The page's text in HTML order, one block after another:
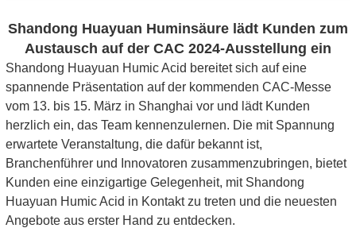
Shandong Huayuan Huminsäure lädt Kunden zum
Austausch auf der CAC 2024-Ausstellung ein
Shandong Huayuan Humic Acid bereitet sich auf eine
spannende Präsentation auf der kommenden CAC-Messe
vom 13. bis 15. März in Shanghai vor und lädt Kunden
herzlich ein, das Team kennenzulernen. Die mit Spannung
erwartete Veranstaltung, die dafür bekannt ist,
Branchenführer und Innovatoren zusammenzubringen, bietet
Kunden eine einzigartige Gelegenheit, mit Shandong
Huayuan Humic Acid in Kontakt zu treten und die neuesten
Angebote aus erster Hand zu entdecken.